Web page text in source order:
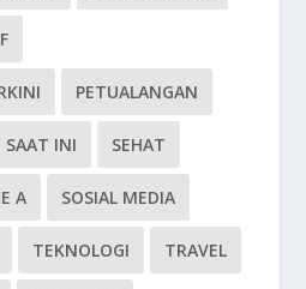
PETUALANGAN
SAAT INI SEHAT
A SOSIAL MEDIA
TEKNOLOGI TRAVEL